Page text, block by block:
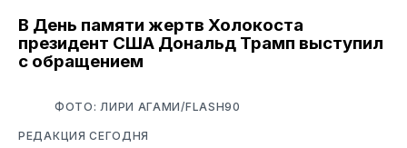
В День памяти жертв Холокоста
президент США Дональд Трамп выступил
с обращением
ФОТО: ЛИРИ АГАМИ/FLASH90
РЕДАКЦИЯ СЕГОДНЯ